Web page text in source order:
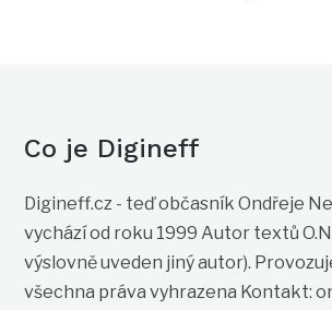
Co je Digineff
Digineff.cz - teď občasník Ondřeje
vychází od roku 1999 Autor textů
výslovně uveden jiný autor).
všechna práva vyhrazena Kontakt: